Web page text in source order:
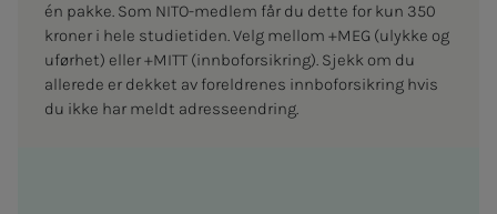
én pakke. Som NITO-medlem får du dette for kun 350
kroner i hele studietiden. Velg mellom +MEG (ulykke og
uførhet) eller +MITT (innboforsikring). Sjekk om du
allerede er dekket av foreldrenes innboforsikring hvis
du ikke har meldt adresseendring.